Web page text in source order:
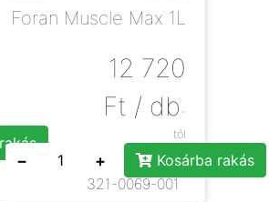
Foran Muscle Max 1L
12 720
Ft / db -
tól
− +
Kosárba rakás
321-0069-001